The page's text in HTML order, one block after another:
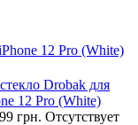
12 Pro (White)
Drobak для
12 Pro (White)
грн. Отсутствует